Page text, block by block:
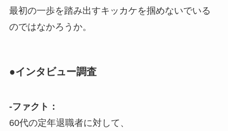
最初の一歩を踏み出すキッカケを掴めないでいる
のではなかろうか。
●インタビュー調査
-ファクト：
60代の定年退職者に対して、